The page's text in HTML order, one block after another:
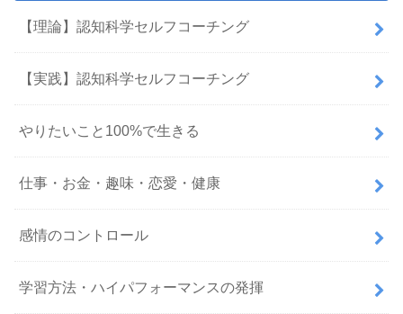
【理論】認知科学セルフコーチング
【実践】認知科学セルフコーチング
やりたいこと100%で生きる
仕事・お金・趣味・恋愛・健康
感情のコントロール
学習方法・ハイパフォーマンスの発揮